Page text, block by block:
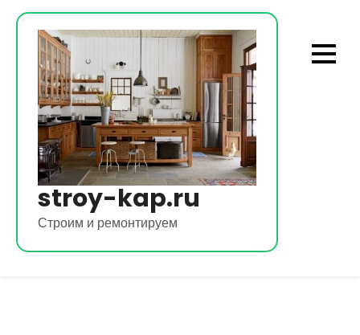
Перейти
содержимому
stroy-kap.ru
Строим и ремонтируем